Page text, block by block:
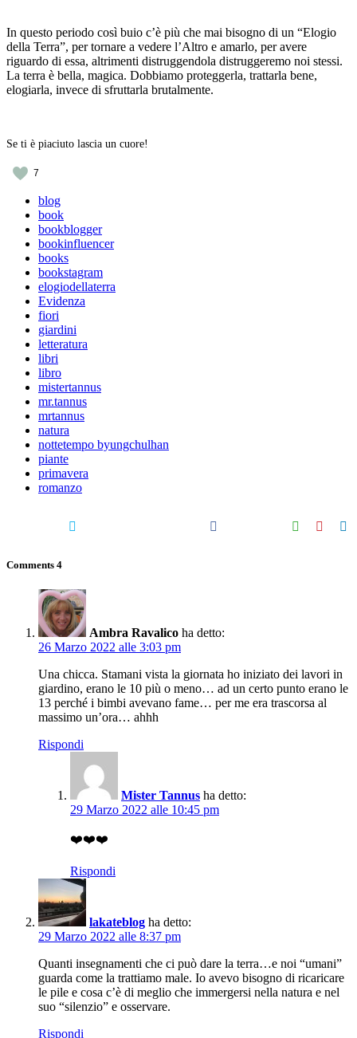
In questo periodo così buio c’è più che mai bisogno di un “Elogio
della Terra”, per tornare a vedere l’Altro e amarlo, per avere
riguardo di essa, altrimenti distruggendola distruggeremo noi stessi.
La terra è bella, magica. Dobbiamo proteggerla, trattarla bene,
elogiarla, invece di sfruttarla brutalmente.
Se ti è piaciuto lascia un cuore!
7
blog
book
bookblogger
bookinfluencer
books
bookstagram
elogiodellaterra
Evidenza
fiori
giardini
letteratura
libri
libro
mistertannus
mr.tannus
mrtannus
natura
nottetempo byungchulhan
piante
primavera
romanzo
Comments 4
Ambra Ravalico ha detto:
26 Marzo 2022 alle 3:03 pm
Una chicca. Stamani vista la giornata ho iniziato dei lavori in
giardino, erano le 10 più o meno… ad un certo punto erano le
13 perché i bimbi avevano fame… per me era trascorsa al
massimo un’ora… ahhh
Rispondi
Mister Tannus ha detto:
29 Marzo 2022 alle 10:45 pm
❤️❤️❤️
Rispondi
lakateblog ha detto:
29 Marzo 2022 alle 8:37 pm
Quanti insegnamenti che ci può dare la terra…e noi “umani”
guarda come la trattiamo male. Io avevo bisogno di ricaricare
le pile e cosa c’è di meglio che immergersi nella natura e nel
suo “silenzio” e osservare.
Rispondi